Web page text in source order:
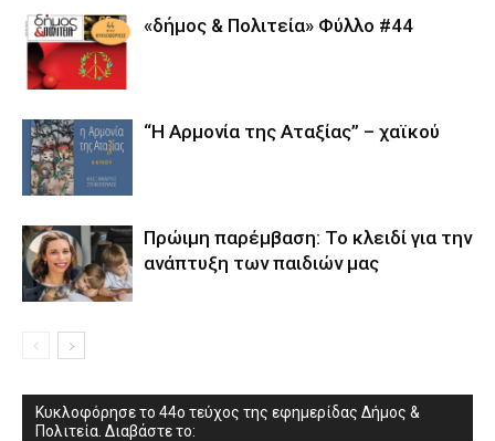
«δήμος & Πολιτεία» Φύλλο #44
“Η Αρμονία της Αταξίας” – χαϊκού
Πρώιμη παρέμβαση: Το κλειδί για την
ανάπτυξη των παιδιών µας
Κυκλοφόρησε το 44ο τεύχος της εφημερίδας Δήμος &
Πολιτεία. Διαβάστε το: